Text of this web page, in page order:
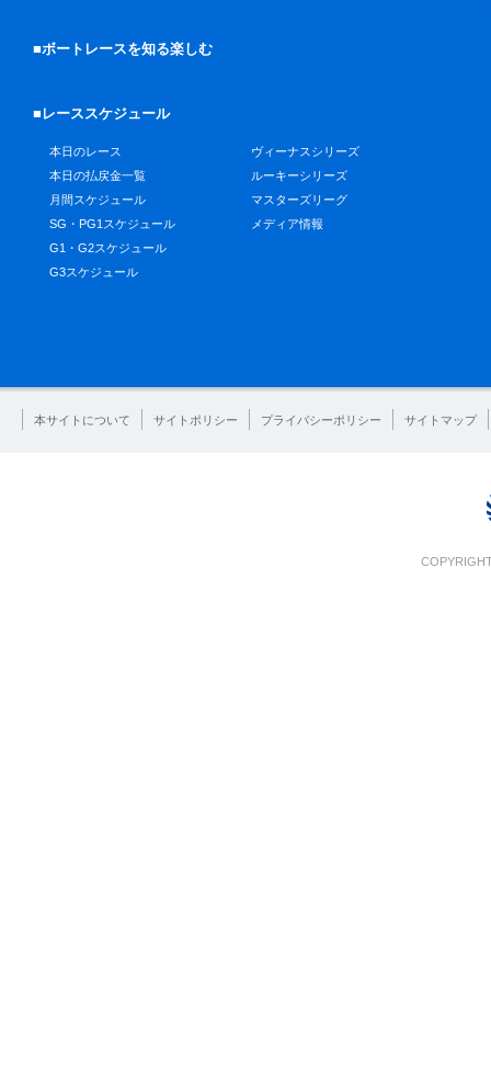
■ボートレースを知る楽しむ
■レーススケジュール
本日のレース
本日の払戻金一覧
月間スケジュール
SG・PG1スケジュール
G1・G2スケジュール
G3スケジュール
ヴィーナスシリーズ
ルーキーシリーズ
マスターズリーグ
メディア情報
本サイトについて サイトポリシー プライバシーポリシー サイトマップ